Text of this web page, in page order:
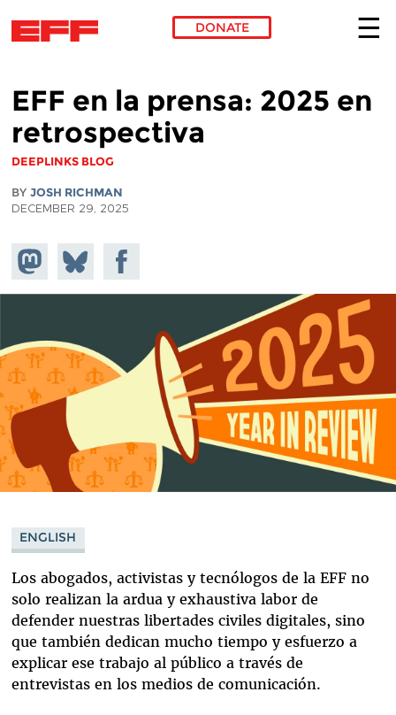
DONATE
EFF en la prensa: 2025 en
retrospectiva
DEEPLINKS BLOG
BY JOSH RICHMAN
DECEMBER 29, 2025
Share on
Mastodon
Share
on
Bluesky
Share on
Facebook
ENGLISH
Los abogados, activistas y tecnólogos de la EFF no
solo realizan la ardua y exhaustiva labor de
defender nuestras libertades civiles digitales, sino
que también dedican mucho tiempo y esfuerzo a
explicar ese trabajo al público a través de
entrevistas en los medios de comunicación.